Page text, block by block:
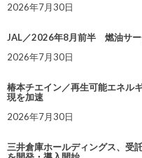
2026年7月30日
JAL／2026年8月前半 燃油サー
2026年7月30日
椿本チエイン／再生可能エネル
現を加速
2026年7月30日
三井倉庫ホールディングス、受